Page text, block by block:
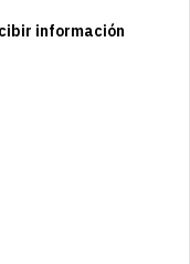
información